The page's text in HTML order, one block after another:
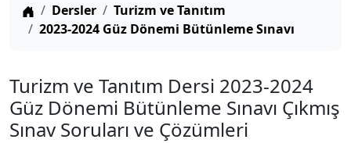
Anasayfa
Dersler
Turizm ve Tanıtım
2023-2024 Güz Dönemi Bütünleme Sınavı
Turizm ve Tanıtım Dersi 2023-2024
Güz Dönemi Bütünleme Sınavı Çıkmış
Sınav Soruları ve Çözümleri